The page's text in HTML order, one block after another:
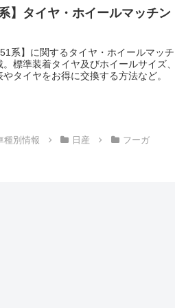
】タイヤ・ホイールマッチン
系】に関するタイヤ・ホイールマッチ
。標準装着タイヤ及びホイールサイズ
タイヤをお得に交換する方法など。
種別情報 日産 フーガ